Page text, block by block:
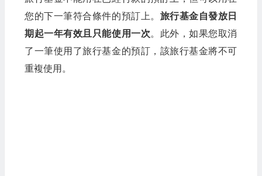
您的下一筆符合條件的預訂上。 旅行基金自發放日
期起一年有效且只能使用一次。此外，如果您取消
了一筆使用了旅行基金的預訂，該旅行基金將不可
重複使用。